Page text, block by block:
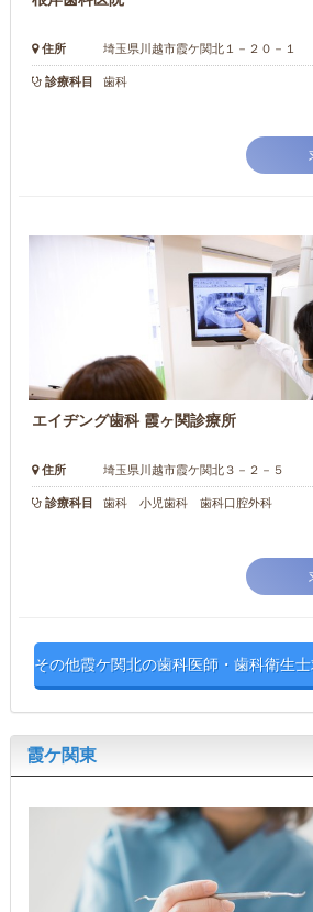
住所 埼玉県川越市霞ケ関北１－２０－１
診療科目 歯科
エイヂング歯科 霞ヶ関診療所
住所 埼玉県川越市霞ケ関北３－２－５
診療科目 歯科 小児歯科 歯科口腔外科
その他霞ケ関北の歯科医師・歯科衛生
霞ケ関東